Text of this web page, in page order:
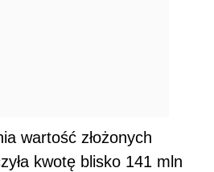
wartość złożonych
kwotę blisko 141 mln